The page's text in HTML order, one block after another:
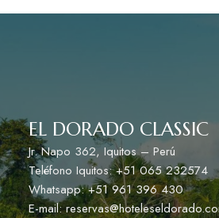
EL DORADO CLASSIC
Jr. Napo 362, Iquitos – Perú
Teléfono Iquitos: +51 065 232574
Whatsapp: +51 961 396 430
E-mail: